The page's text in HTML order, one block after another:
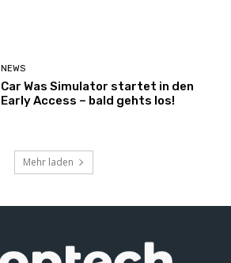
NEWS
Car Was Simulator startet in den
Early Access – bald gehts los!
Mehr laden